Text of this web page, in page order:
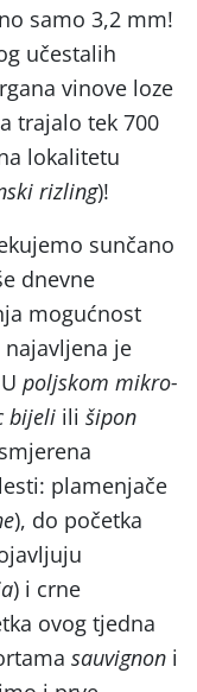
samo 3,2 mm!
učestalih
vinove loze
trajalo tek 700
lokalitetu
rizling)!
sunčano
dnevne
mogućnost
je
poljskom mikro-
bijeli ili šipon
plamenjače
), do početka
) i crne
ovog tjedna
sauvignon i